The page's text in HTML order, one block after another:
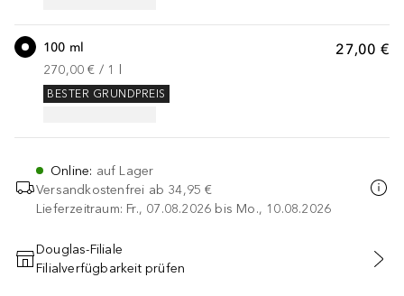
27,00 €
100 ml
270,00 € / 1
BESTER GRUNDPREIS
Online: auf Lager
Versandkostenfrei ab 34,95 €
Lieferzeitraum: Fr., 07.08.2026 bis Mo., 10.08.2026
IN DEN WARENKORB
Douglas-Filiale
Filialverfügbarkeit prüfen